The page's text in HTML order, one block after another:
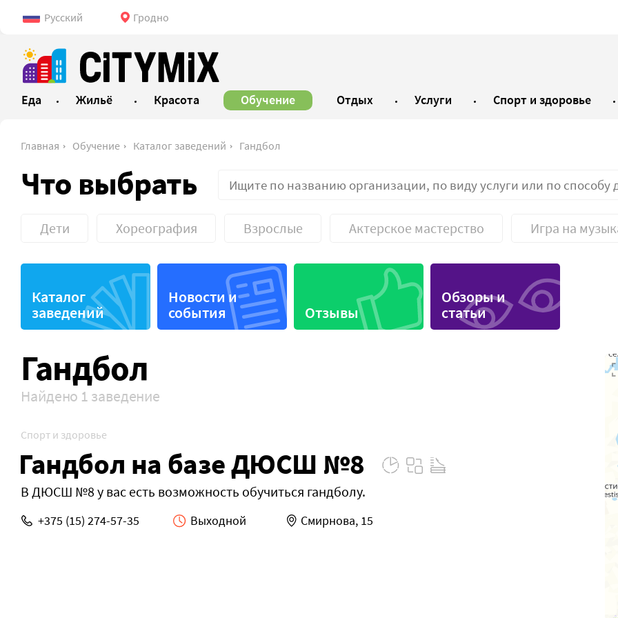
Русский Гродно
Еда Жильё Красота Обучение Отдых Услуги Спорт и здоровье
Главная Обучение Каталог заведений Гандбол
Что выбрать
Бизнес-курсы
Бьюти-курсы
Кулинарные курсы
Профессиональные
Развивающие курсы
Дети Хореография Взрослые Актерское мастерство Игра на
Каталог
заведений
Новости и
события
Отзывы
Обзоры и
статьи
Гандбол
Найдено 1 заведение
Спорт и здоровье
Гандбол на базе ДЮСШ №8
В ДЮСШ №8 у вас есть возможность обучиться гандболу.
+375 (15) 274-57-35 Выходной Смирнова, 15